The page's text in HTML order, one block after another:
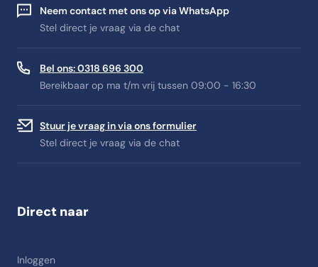
Neem contact met ons op via WhatsApp
Stel direct je vraag via de chat
Bel ons: 0318 696 300
Bereikbaar op ma t/m vrij tussen 09:00 - 16:30
Stuur je vraag in via ons formulier
Stel direct je vraag via de chat
Direct naar
Inloggen